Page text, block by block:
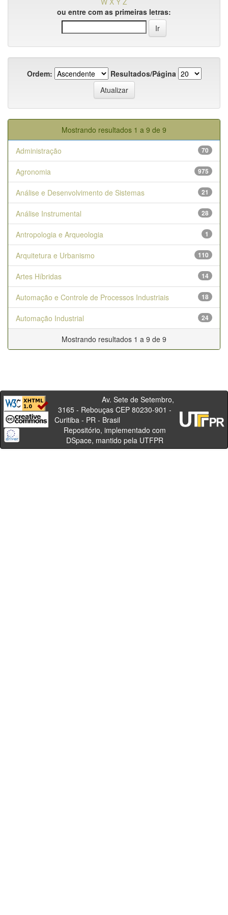
ou entre com as primeiras letras:
Ordem: Resultados/Página
Mostrando resultados 1 a 9 de 9
Administração 70
Agronomia 975
Análise e Desenvolvimento de Sistemas 21
Análise Instrumental 28
Antropologia e Arqueologia 1
Arquitetura e Urbanismo 110
Artes Híbridas 14
Automação e Controle de Processos Industriais 18
Automação Industrial 24
Mostrando resultados 1 a 9 de 9
Av. Sete de Setembro,
3165 - Rebouças CEP 80230-901 -
Curitiba - PR - Brasil
Repositório, implementado com
DSpace, mantido pela UTFPR